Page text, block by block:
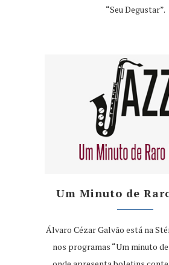
“Seu Degustar”.
Um Minuto de
Álvaro Cézar Galvão está na
nos programas “Um minuto